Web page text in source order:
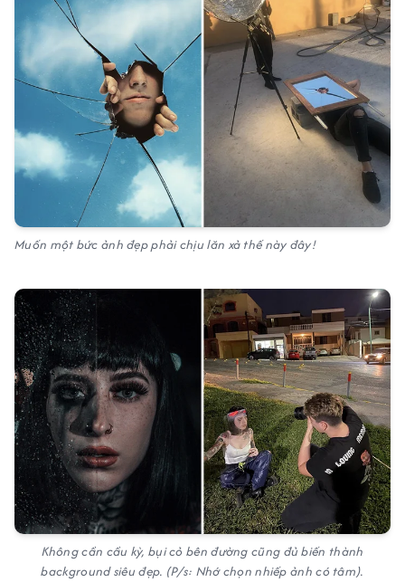
Muốn một bức ảnh đẹp phải chịu lăn xả thế này đây!
Không cần cầu kỳ, bụi cỏ bên đường cũng đủ biến thành
background siêu đẹp. (P/s: Nhớ chọn nhiếp ảnh có tâm).